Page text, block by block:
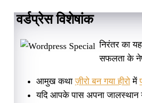
वर्डप्रेस विशेषांक
निरंतर का
सफलता के
आमुख कथाज़ीरो बन गया हीरोमें
यदि आपके पास अपना जालस्थान